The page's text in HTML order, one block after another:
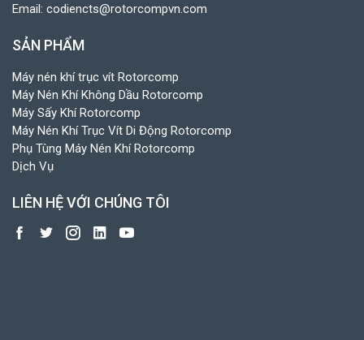
Email: codiencts@rotorcompvn.com
SẢN PHẨM
Máy nén khí trục vít Rotorcomp
Máy Nén Khí Không Dầu Rotorcomp
Máy Sấy Khí Rotorcomp
Máy Nén Khí Trục Vít Di Động Rotorcomp
Phụ Tùng Máy Nén Khí Rotorcomp
Dịch Vụ
LIÊN HỆ VỚI CHÚNG TÔI